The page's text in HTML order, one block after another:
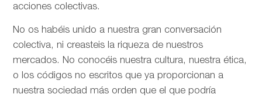
acciones colectivas.
No os habéis unido a nuestra gran conversación
colectiva, ni creasteis la riqueza de nuestros
mercados. No conocéis nuestra cultura, nuestra ética,
o los códigos no escritos que ya proporcionan a
nuestra sociedad más orden que el que podría